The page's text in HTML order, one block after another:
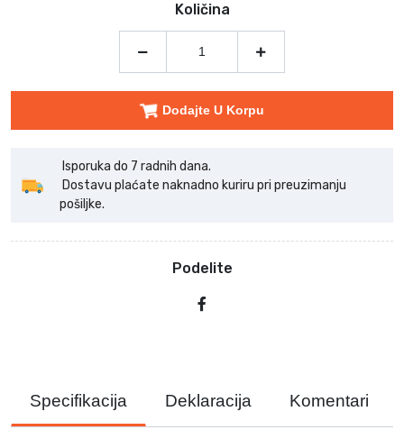
Količina
Dodajte U Korpu
Isporuka do 7 radnih dana.
Dostavu plaćate naknadno kuriru pri preuzimanju
pošiljke.
Podelite
Specifikacija Deklaracija Komentari